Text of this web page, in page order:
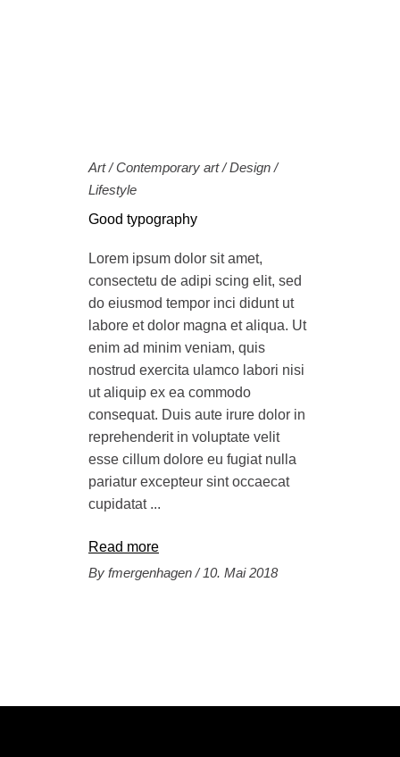
Art/Contemporary art/Design/
Lifestyle
Good typography
Lorem ipsum dolor sit amet,
consectetu de adipi scing elit, sed
do eiusmod tempor inci didunt ut
labore et dolor magna et aliqua. Ut
enim ad minim veniam, quis
nostrud exercita ulamco labori nisi
ut aliquip ex ea commodo
consequat. Duis aute irure dolor in
reprehenderit in voluptate velit
esse cillum dolore eu fugiat nulla
pariatur excepteur sint occaecat
cupidatat
Read more
By fmergenhagen 10. Mai 2018